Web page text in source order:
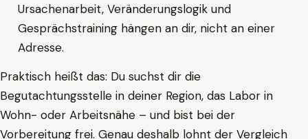
Ursachenarbeit, Veränderungslogik und
Gesprächstraining hängen an dir, nicht an einer
Adresse.
Praktisch heißt das: Du suchst dir die
Begutachtungsstelle in deiner Region, das Labor in
Wohn- oder Arbeitsnähe – und bist bei der
Vorbereitung frei. Genau deshalb lohnt der Vergleich